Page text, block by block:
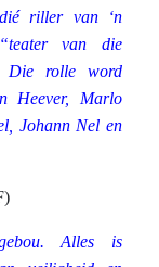
riller van ‘n
van die
Die rolle word
Heever, Marlo
Johann Nel en
Alles is